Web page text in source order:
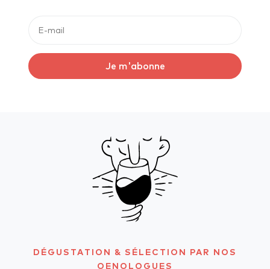
Je m'abonne
DÉGUSTATION & SÉLECTION PAR NOS
OENOLOGUES